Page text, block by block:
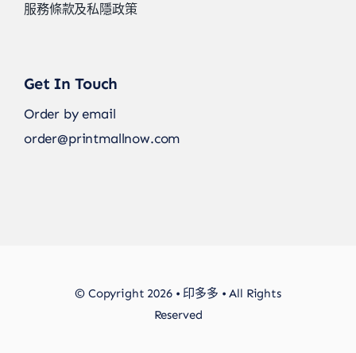
服務條款及私隱政策
Get In Touch
Order by email
order@printmallnow.com
© Copyright 2026 • 印多多 • All Rights
Reserved